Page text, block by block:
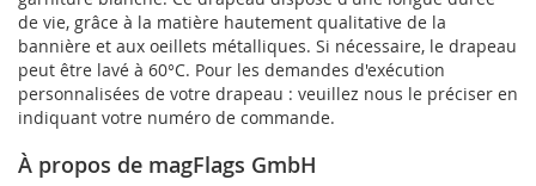
de vie, grâce à la matière hautement qualitative de la
bannière et aux oeillets métalliques. Si nécessaire, le drapeau
peut être lavé à 60°C. Pour les demandes d'exécution
personnalisées de votre drapeau : veuillez nous le préciser en
indiquant votre numéro de commande.
À propos de magFlags GmbH